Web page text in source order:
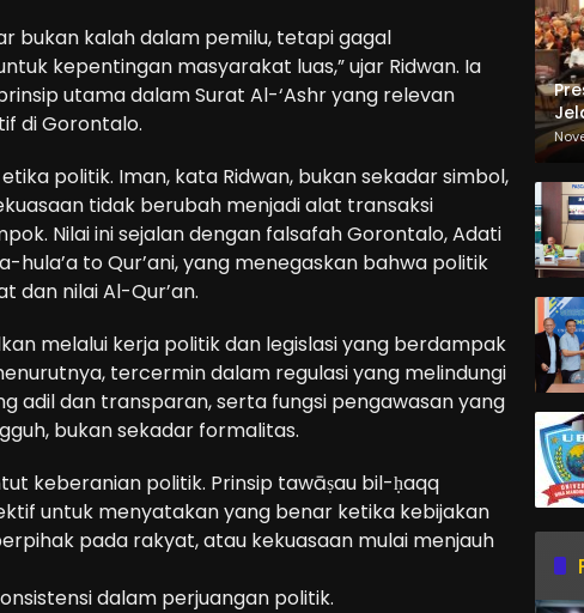
bukan kalah dalam pemilu, tetapi gagal
kepentingan masyarakat luas,” ujar Ridwan. Ia
utama dalam Surat Al-‘Ashr yang relevan
di Gorontalo.
politik. Iman, kata Ridwan, bukan sekadar simbol,
tidak berubah menjadi alat transaksi
Nilai ini sejalan dengan falsafah Gorontalo, Adati
hula’a to Qur’ani, yang menegaskan bahwa politik
dan nilai Al-Qur’an.
melalui kerja politik dan legislasi yang berdampak
tercermin dalam regulasi yang melindungi
adil dan transparan, serta fungsi pengawasan yang
bukan sekadar formalitas.
keberanian politik. Prinsip tawāṣau bil-ḥaqq
untuk menyatakan yang benar ketika kebijakan
pada rakyat, atau kekuasaan mulai menjauh
dalam perjuangan politik.